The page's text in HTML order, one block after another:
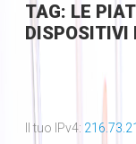
TAG: LE
DISPOSITIVI
Il tuo IPv4: